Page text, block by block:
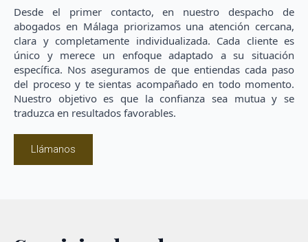
Desde el primer contacto, en nuestro despacho de
abogados en Málaga priorizamos una atención cercana,
clara y completamente individualizada. Cada cliente es
único y merece un enfoque adaptado a su situación
específica. Nos aseguramos de que entiendas cada paso
del proceso y te sientas acompañado en todo momento.
Nuestro objetivo es que la confianza sea mutua y se
traduzca en resultados favorables.
Llámanos